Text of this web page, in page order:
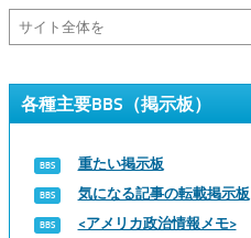
各種主要BBS（掲示板）
重たい掲示板
気になる記事の転載掲示板
<アメリカ政治情報メモ>